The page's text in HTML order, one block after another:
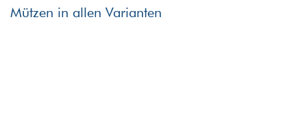
Mützen in allen Varianten